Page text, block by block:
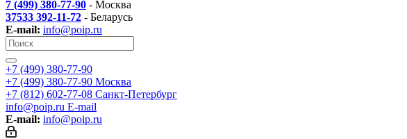
7 (499) 380-77-90 - Москва
37533 392-11-72 - Беларусь
E-mail: info@poip.ru
+7 (499) 380-77-90
+7 (499) 380-77-90 Москва
+7 (812) 602-77-08 Санкт-Петербург
info@poip.ru E-mail
E-mail: info@poip.ru